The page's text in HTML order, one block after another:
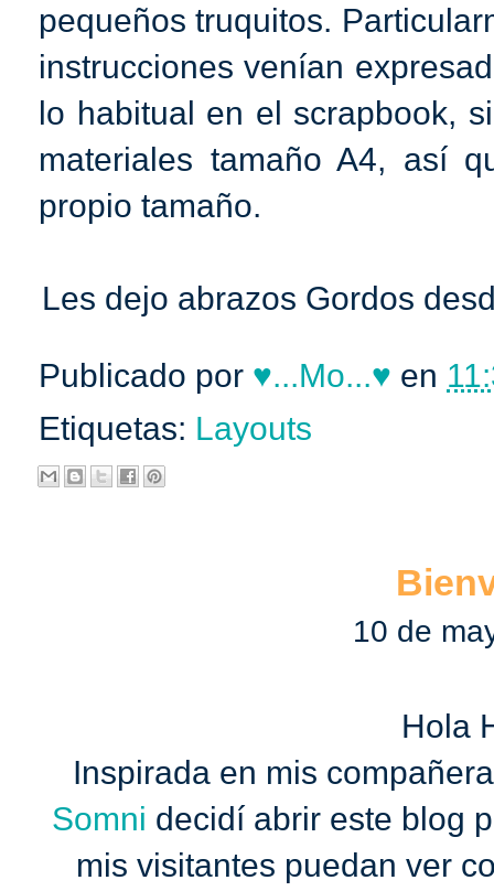
pequeños truquitos.
instrucciones venían
lo habitual en el scrapbook,
materiales tamaño A4, así
propio tamaño.
Les dejo abrazos Gordos
Publicado por ♥...Mo...♥ en
Etiquetas: Layouts
10 de
Hola
Inspirada en mis
Somni decidí abrir este blog
mis visitantes puedan ver